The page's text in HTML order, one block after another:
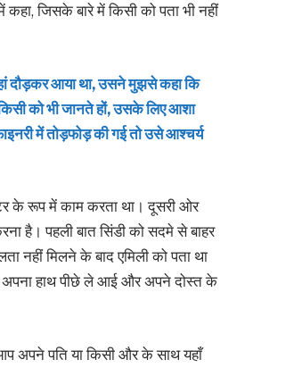
जिसके बारे में किसी को पता भी नहीं
दौड़कर आया था, उसने मुझसे कहा कि
को भी जानते हों, उसके लिए आशा
में तोड़फोड़ की गई तो उसे आश्चर्य
के रूप में काम करता था। दूसरी ओर
है। पहली बात सिंडी को सदमे से बाहर
नहीं मिलने के बाद एमिली को पता था
अपना हाथ पीछे ले आई और अपने दोस्त के
अपने पति या किसी और के साथ यहाँ